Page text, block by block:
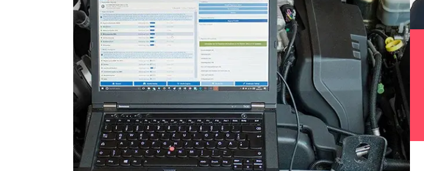
Sitzpositionsspeicher Fahrer
Stand-/Zusatzheizung
Stand-/Zusatzheizung 2
Telefon-/Notruf-System
Türsteuergerät hinten links
Türsteuergerät hinten rechts
Türsteuergerät vorne links
Türsteuergerät vorne rechts
Wegfahrsperre
Zentralelektronik